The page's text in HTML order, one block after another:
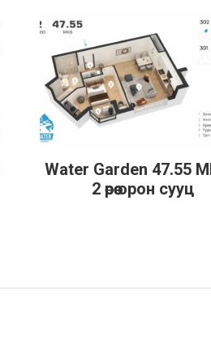
Дэлгэрэнгүй
Water Garden 47.55
2 өрөө орон сууц